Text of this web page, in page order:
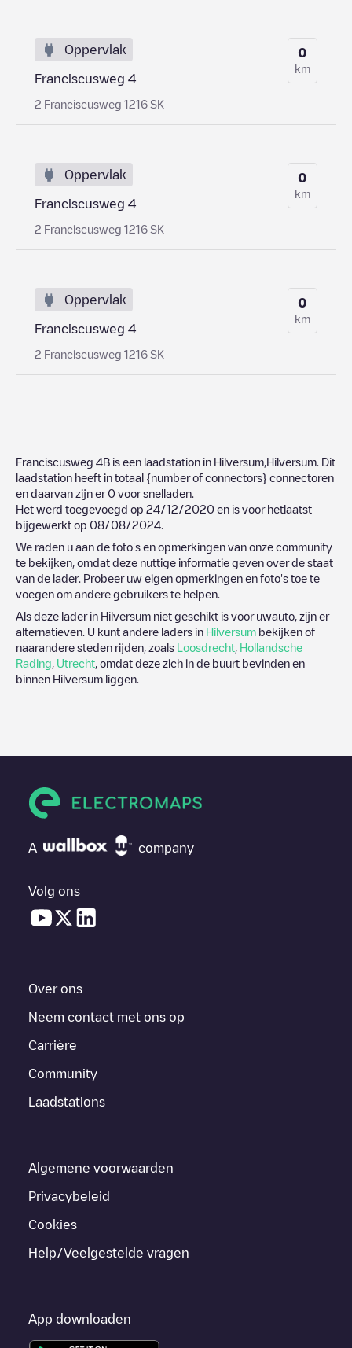
Oppervlak
Franciscusweg 4
2 Franciscusweg 1216 SK
0
km
Oppervlak
Franciscusweg 4
2 Franciscusweg 1216 SK
0
km
Oppervlak
Franciscusweg 4
2 Franciscusweg 1216 SK
0
km
Franciscusweg 4B is een laadstation in Hilversum Hilversum . Dit
laadstation heeft in totaal {number of connectors} connectoren
en daarvan zijn er 0 voor snelladen.
Het werd toegevoegd op 24/12/2020 en is voor hetlaatst
bijgewerkt op 08/08/2024
We raden u aan de foto's en opmerkingen van onze community
te bekijken, omdat deze nuttige informatie geven over de staat
van de lader. Probeer uw eigen opmerkingen en foto's toe te
voegen om andere gebruikers te helpen.
Als deze lader in Hilversum niet geschikt is voor uwauto, zijn er
alternatieven. U kunt andere laders in Hilversum bekijken of
naarandere steden rijden, zoals Loosdrecht Hollandsche
Rading Utrecht , omdat deze zich in de buurt bevinden en
binnen Hilversum liggen.
A company
Volg ons
Over ons
Neem contact met ons op
Carrière
Community
Laadstations
Algemene voorwaarden
Privacybeleid
Cookies
Help/Veelgestelde vragen
App downloaden